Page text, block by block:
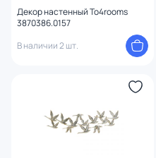
Декор настенный To4rooms
3870386.0157
В наличии 2 шт.